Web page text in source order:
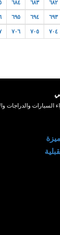
٦٨٢ ٦٨٣ ٦٨٤
٦٩٣ ٦٩٤ ٦٩٥
٧٠٤ ٧٠٥ ٧٠٦
السيارات والدراجات